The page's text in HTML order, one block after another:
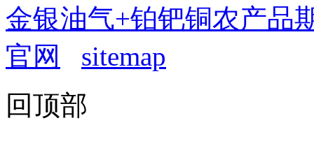
金银油气+铂钯铜农产品
官网
sitemap
回顶部